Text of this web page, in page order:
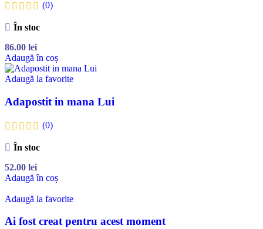
(0)
În stoc
86.00 lei
Adaugă în coș
Adaugă la favorite
Adapostit in mana Lui
(0)
În stoc
52.00 lei
Adaugă în coș
Adaugă la favorite
Ai fost creat pentru acest moment